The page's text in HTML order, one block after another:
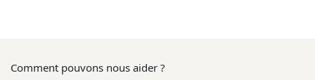
Comment pouvons nous aider ?